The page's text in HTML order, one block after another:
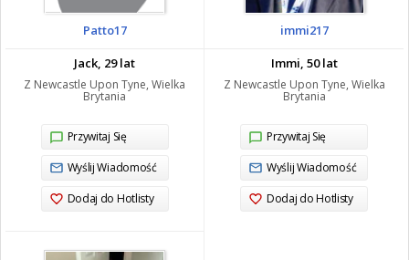
Patto17
Jack, 29 lat
Z Newcastle Upon Tyne, Wielka
Brytania
Przywitaj Się
Wyślij Wiadomość
Dodaj do Hotlisty
immi217
Immi, 50 lat
Z Newcastle Upon Tyne, Wielka
Brytania
Przywitaj Się
Wyślij Wiadomość
Dodaj do Hotlisty